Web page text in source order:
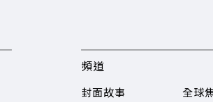
頻道
封面故事 全球